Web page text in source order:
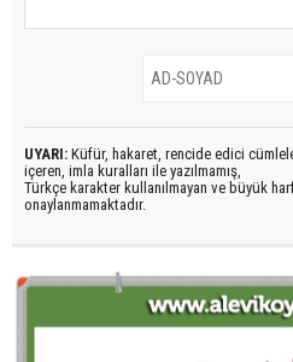
UYARI: Küfür, hakaret, rencide edici
içeren, imla kuralları ile yazılmamış,
Türkçe karakter kullanılmayan ve büyük
onaylanmamaktadır.